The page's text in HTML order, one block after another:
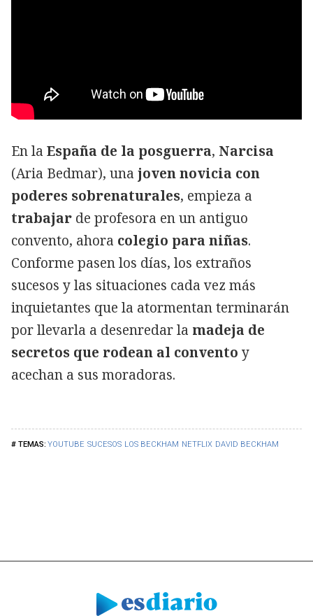
YOUTUBE SUCESOS LOS BECKHAM NETFLIX DAVID BECKHAM
En la España de la posguerra, Narcisa
(Aria Bedmar), una joven novicia con
poderes sobrenaturales, empieza a
trabajar de profesora en un antiguo
convento, ahora colegio para niñas.
Conforme pasen los días, los extraños
sucesos y las situaciones cada vez más
inquietantes que la atormentan terminarán
por llevarla a desenredar la madeja de
secretos que rodean al convento y
acechan a sus moradoras.